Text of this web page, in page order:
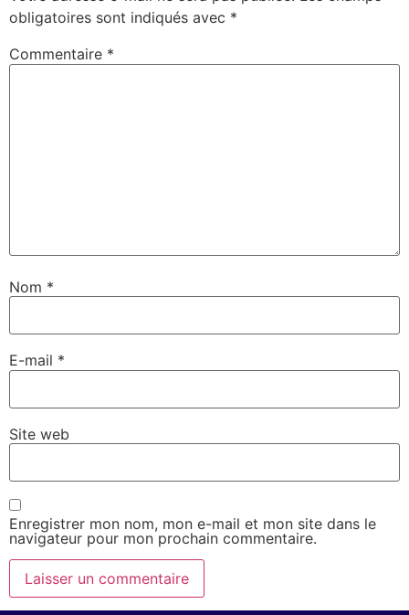
obligatoires sont indiqués avec *
Commentaire *
Nom *
E-mail *
Site web
Enregistrer mon nom, mon e-mail et mon site dans le
navigateur pour mon prochain commentaire.